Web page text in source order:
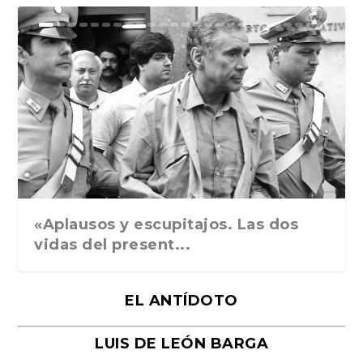
Ground Rules. Alejan...
«Rafael: Poesía subl...
Bienvenidos al circo...
Georges de La Tour. ...
Robert Capa: la hist...
«Aplausos y escupitajos. Las dos
vidas del present...
EL ANTÍDOTO
LUIS DE LEÓN BARGA